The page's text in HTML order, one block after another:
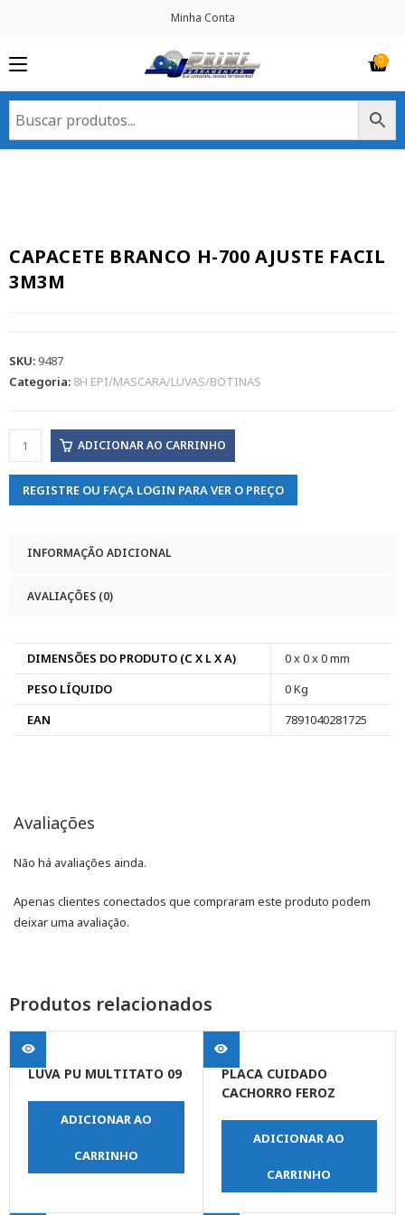
Minha Conta
CAPACETE BRANCO H-700 AJUSTE FACIL
3M3M
SKU:9487
Categoria: 8H EPI/MASCARA/LUVAS/BOTINAS
ADICIONAR AO CARRINHO
REGISTRE OU FAÇA LOGIN PARA VER O PREÇO
INFORMAÇÃO ADICIONAL
AVALIAÇÕES (0)
DIMENSÕES DO PRODUTO (C X L X A)
0 x 0 x 0 mm
PESO LÍQUIDO
0 Kg
EAN
7891040281725
Avaliações
Não há avaliações ainda.
Apenas clientes conectados que compraram este produto podem
deixar uma avaliação.
Produtos relacionados
LUVA PU MULTITATO 09
ADICIONAR AO
CARRINHO
PLACA CUIDADO
CACHORRO FEROZ
ADICIONAR AO
CARRINHO